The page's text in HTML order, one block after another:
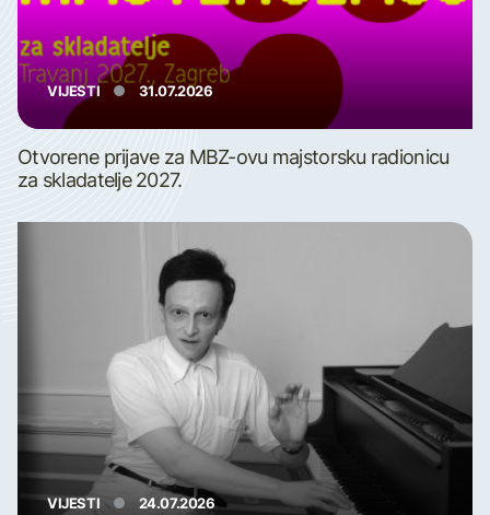
VIJESTI 31.07.2026
Otvorene prijave za MBZ-ovu majstorsku radionicu
za skladatelje 2027.
VIJESTI 24.07.2026